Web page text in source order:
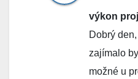
výkon
Dobrý den,
zajímalo
možné u